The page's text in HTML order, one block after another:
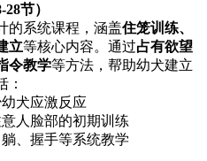
节）
的系统课程，涵盖住笼训练、
立等核心内容。通过占有欲望
令教学等方法，帮助幼犬建立
：
犬应激反应
人脸部的初期训练
、握手等系统教学